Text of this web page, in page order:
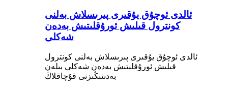
ئالدى ئوچۇق يۇقىرى پىرىسلاش بەلنى
كونترول قىلىش ئورۇقلىتىش بەدەن
شەكلى
ئالدى ئوچۇق يۇقىرى پىرىسلاش بەلنى كونترول
قىلىش ئورۇقلىتىش بەدەن شەكلى بىلەن
بەدىنىڭىزنى قۇچاقلاڭ